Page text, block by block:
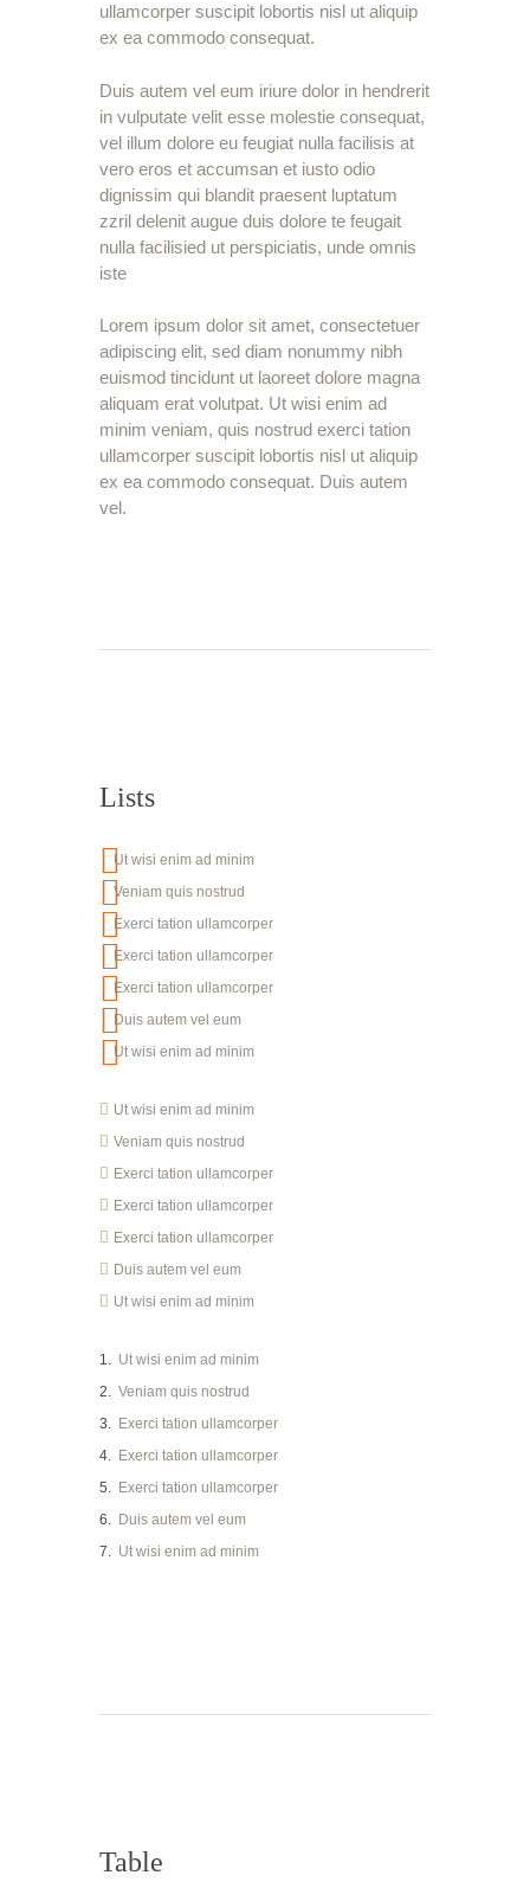
ullamcorper suscipit lobortis nisl ut aliquip
ex ea commodo consequat.
Duis autem vel eum iriure dolor in hendrerit
in vulputate velit esse molestie consequat,
vel illum dolore eu feugiat nulla facilisis at
vero eros et accumsan et iusto odio
dignissim qui blandit praesent luptatum
zzril delenit augue duis dolore te feugait
nulla facilisied ut perspiciatis, unde omnis
iste
Lorem ipsum dolor sit amet, consectetuer
adipiscing elit, sed diam nonummy nibh
euismod tincidunt ut laoreet dolore magna
aliquam erat volutpat. Ut wisi enim ad
minim veniam, quis nostrud exerci tation
ullamcorper suscipit lobortis nisl ut aliquip
ex ea commodo consequat. Duis autem
vel.
Lists
Ut wisi enim ad minim
Veniam quis nostrud
Exerci tation ullamcorper
Exerci tation ullamcorper
Exerci tation ullamcorper
Duis autem vel eum
Ut wisi enim ad minim
Ut wisi enim ad minim
Veniam quis nostrud
Exerci tation ullamcorper
Exerci tation ullamcorper
Exerci tation ullamcorper
Duis autem vel eum
Ut wisi enim ad minim
Ut wisi enim ad minim
Veniam quis nostrud
Exerci tation ullamcorper
Exerci tation ullamcorper
Exerci tation ullamcorper
Duis autem vel eum
Ut wisi enim ad minim
Table